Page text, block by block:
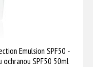
Emulsion SPF50 -
SPF50 50ml